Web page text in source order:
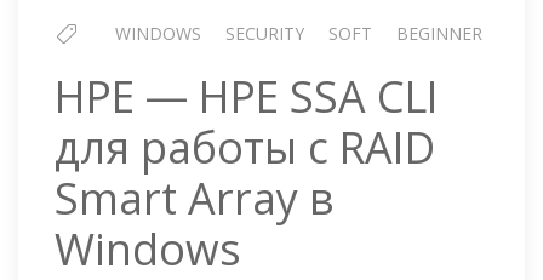
WINDOWS SECURITY SOFT BEGINNER
HPE — HPE SSA CLI
для работы с RAID
Smart Array в
Windows